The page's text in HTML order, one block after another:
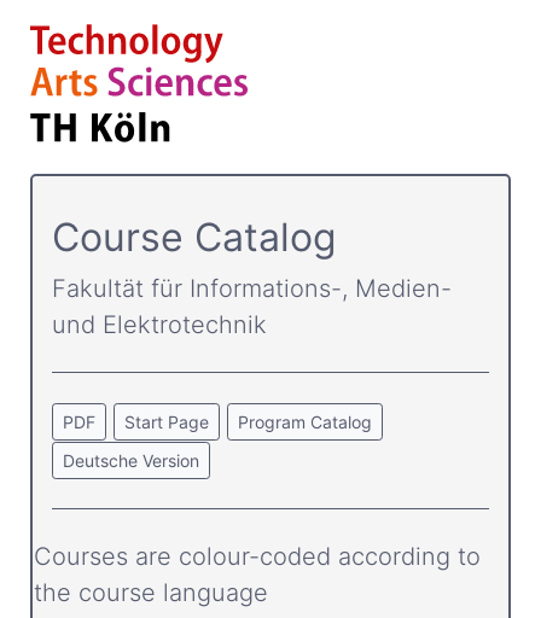
Course Catalog
Fakultät für Informations-, Medien-
und Elektrotechnik
PDF Start Page
Program Catalog
Deutsche Version
Courses are colour-coded according to
the course language